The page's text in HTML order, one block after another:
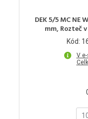
DEK 5/5 MC NE
mm, Rozteč
Kód:
V